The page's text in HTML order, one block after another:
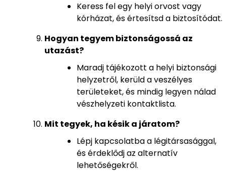
Keress fel egy helyi orvost vagy
kórházat, és értesítsd a biztosítódat.
Hogyan tegyem biztonságossá az
utazást?
Maradj tájékozott a helyi biztonsági
helyzetről, kerüld a veszélyes
területeket, és mindig legyen nálad
vészhelyzeti kontaktlista.
Mit tegyek, ha késik a járatom?
Lépj kapcsolatba a légitársasággal,
és érdeklődj az alternatív
lehetőségekről.